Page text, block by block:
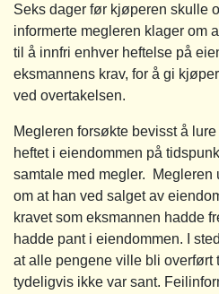
Seks dager før kjøperen skulle
informerte megleren klager om
til å innfri enhver heftelse på
eksmannens krav, for å gi
ved overtakelsen.
Megleren forsøkte bevisst å
heftet i eiendommen på
samtale med megler. Megleren
om at han ved salget av
kravet som eksmannen hadde
hadde pant i eiendommen. I
at alle pengene ville bli overført
tydeligvis ikke var sant.